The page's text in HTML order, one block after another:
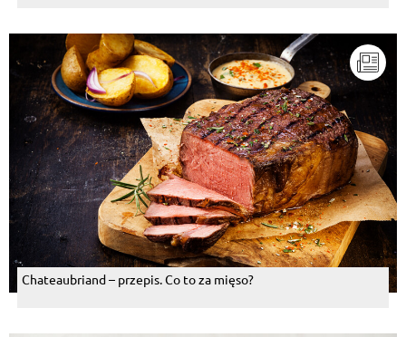
Chateaubriand – przepis. Co to za mięso?